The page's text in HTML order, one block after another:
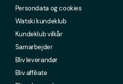
Persondata og cookies
Watski kundeklub
Kundeklub vilkår
Samarbejder
Bliv leverandør
Bliv affiliate